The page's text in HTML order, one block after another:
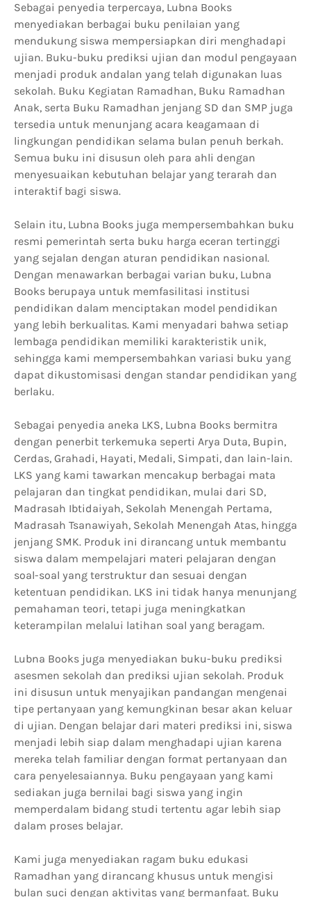
Sebagai penyedia terpercaya, Lubna Books
menyediakan berbagai buku penilaian yang
mendukung siswa mempersiapkan diri menghadapi
ujian. Buku-buku prediksi ujian dan modul pengayaan
menjadi produk andalan yang telah digunakan luas
sekolah. Buku Kegiatan Ramadhan, Buku Ramadhan
Anak, serta Buku Ramadhan jenjang SD dan SMP juga
tersedia untuk menunjang acara keagamaan di
lingkungan pendidikan selama bulan penuh berkah.
Semua buku ini disusun oleh para ahli dengan
menyesuaikan kebutuhan belajar yang terarah dan
interaktif bagi siswa.
Selain itu, Lubna Books juga mempersembahkan buku
resmi pemerintah serta buku harga eceran tertinggi
yang sejalan dengan aturan pendidikan nasional.
Dengan menawarkan berbagai varian buku, Lubna
Books berupaya untuk memfasilitasi institusi
pendidikan dalam menciptakan model pendidikan
yang lebih berkualitas. Kami menyadari bahwa setiap
lembaga pendidikan memiliki karakteristik unik,
sehingga kami mempersembahkan variasi buku yang
dapat dikustomisasi dengan standar pendidikan yang
berlaku.
Sebagai penyedia aneka LKS, Lubna Books bermitra
dengan penerbit terkemuka seperti Arya Duta, Bupin,
Cerdas, Grahadi, Hayati, Medali, Simpati, dan lain-lain.
LKS yang kami tawarkan mencakup berbagai mata
pelajaran dan tingkat pendidikan, mulai dari SD,
Madrasah Ibtidaiyah, Sekolah Menengah Pertama,
Madrasah Tsanawiyah, Sekolah Menengah Atas, hingga
jenjang SMK. Produk ini dirancang untuk membantu
siswa dalam mempelajari materi pelajaran dengan
soal-soal yang terstruktur dan sesuai dengan
ketentuan pendidikan. LKS ini tidak hanya menunjang
pemahaman teori, tetapi juga meningkatkan
keterampilan melalui latihan soal yang beragam.
Lubna Books juga menyediakan buku-buku prediksi
asesmen sekolah dan prediksi ujian sekolah. Produk
ini disusun untuk menyajikan pandangan mengenai
tipe pertanyaan yang kemungkinan besar akan keluar
di ujian. Dengan belajar dari materi prediksi ini, siswa
menjadi lebih siap dalam menghadapi ujian karena
mereka telah familiar dengan format pertanyaan dan
cara penyelesaiannya. Buku pengayaan yang kami
sediakan juga bernilai bagi siswa yang ingin
memperdalam bidang studi tertentu agar lebih siap
dalam proses belajar.
Kami juga menyediakan ragam buku edukasi
Ramadhan yang dirancang khusus untuk mengisi
bulan suci dengan aktivitas yang bermanfaat. Buku